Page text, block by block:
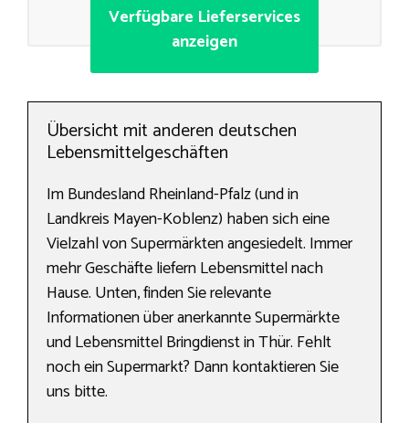
Verfügbare Lieferservices
anzeigen
Übersicht mit anderen deutschen
Lebensmittelgeschäften
Im Bundesland Rheinland-Pfalz (und in
Landkreis Mayen-Koblenz) haben sich eine
Vielzahl von Supermärkten angesiedelt. Immer
mehr Geschäfte liefern Lebensmittel nach
Hause. Unten, finden Sie relevante
Informationen über anerkannte Supermärkte
und Lebensmittel Bringdienst in Thür. Fehlt
noch ein Supermarkt? Dann kontaktieren Sie
uns bitte.